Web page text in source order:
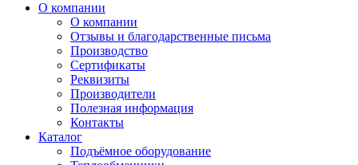
О компании
О компании
Отзывы и благодарственные письма
Производство
Сертификаты
Реквизиты
Производители
Полезная информация
Контакты
Каталог
Подъёмное оборудование